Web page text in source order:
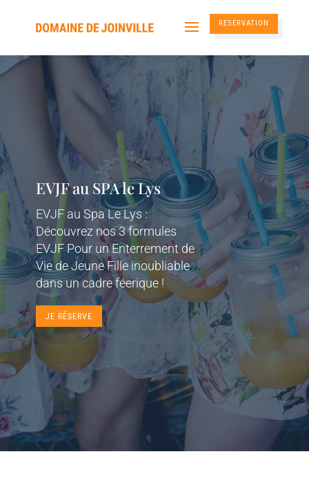
RESERVATION
EVJF au SPA le Lys
EVJF au Spa Le Lys :
Découvrez nos 3 formules
EVJF Pour un Enterrement de
Vie de Jeune Fille inoubliable
dans un cadre féerique !
JE RÉSERVE